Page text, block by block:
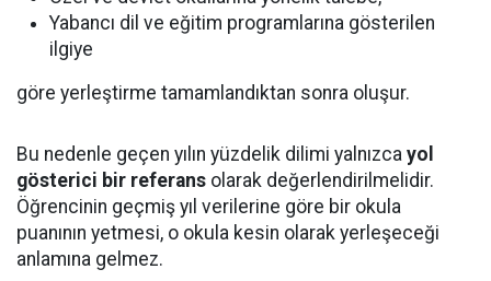
Yabancı dil ve eğitim programlarına gösterilen
ilgiye
göre yerleştirme tamamlandıktan sonra oluşur.
Bu nedenle geçen yılın yüzdelik dilimi yalnızca yol
gösterici bir referans olarak değerlendirilmelidir.
Öğrencinin geçmiş yıl verilerine göre bir okula
puanının yetmesi, o okula kesin olarak yerleşeceği
anlamına gelmez.